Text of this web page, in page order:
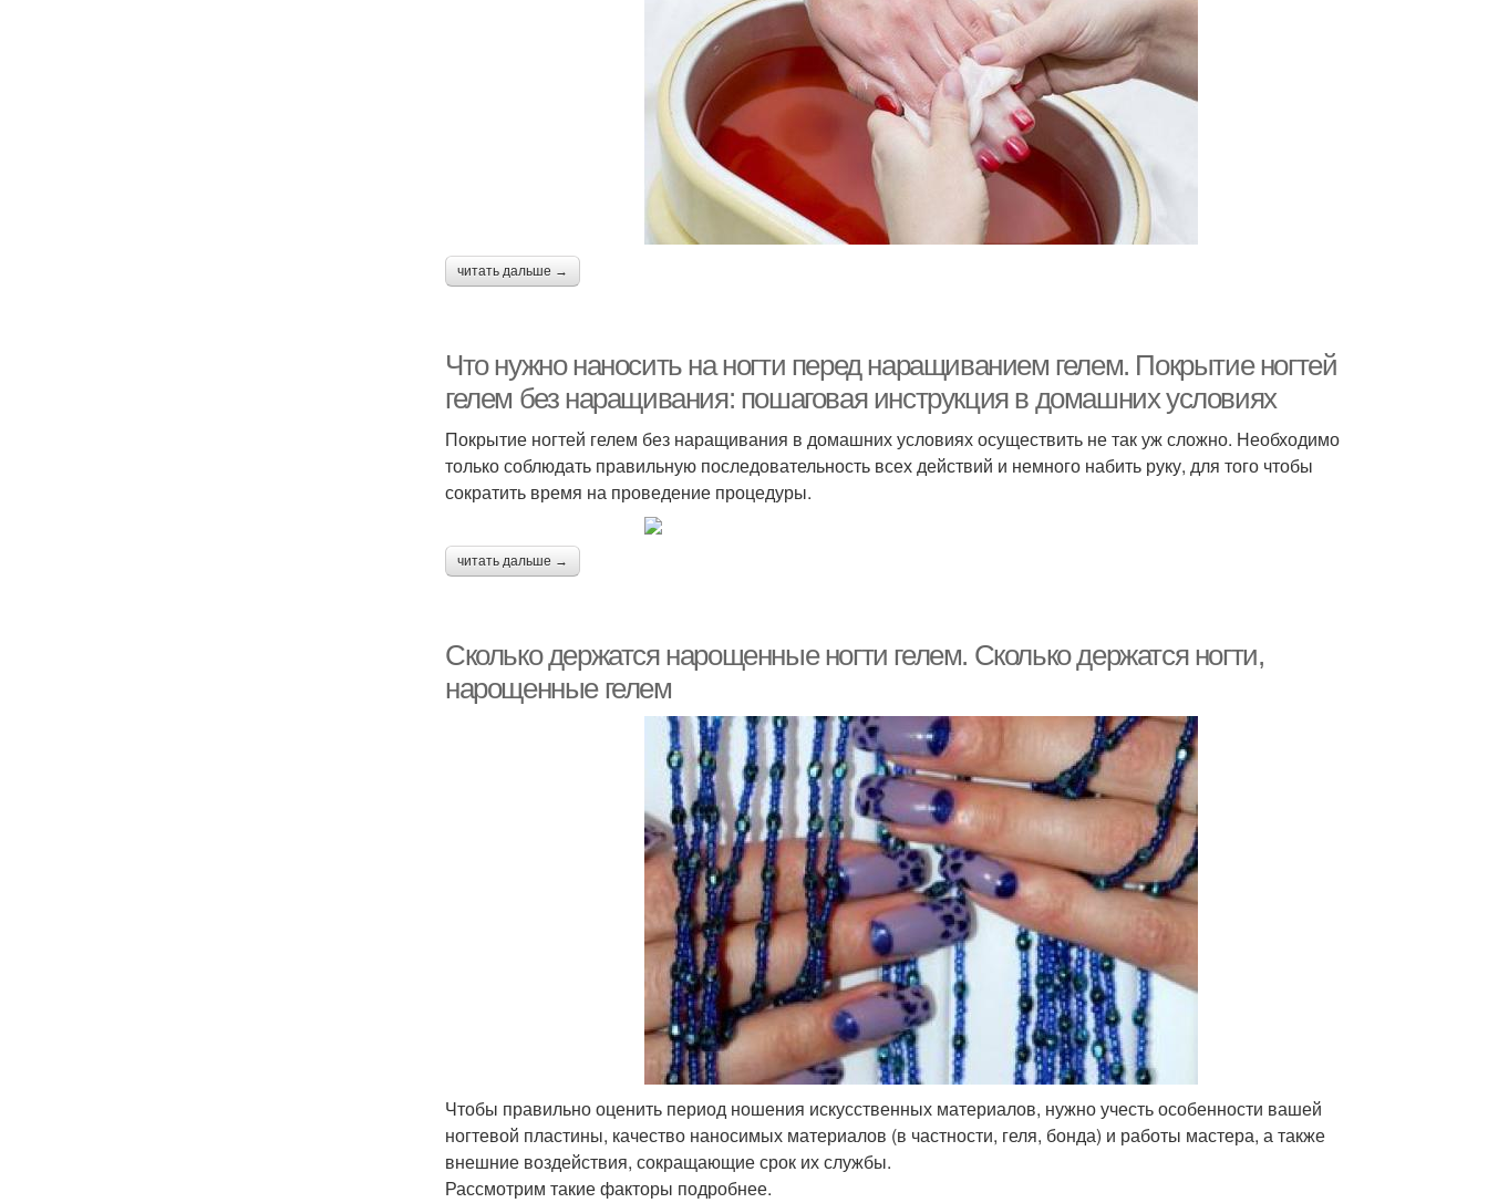
читать дальше →
Что нужно наносить на ногти перед наращиванием гелем. Покрытие ногтей
гелем без наращивания: пошаговая инструкция в домашних условиях
Покрытие ногтей гелем без наращивания в домашних условиях осуществить не так уж сложно. Необходимо
только соблюдать правильную последовательность всех действий и немного набить руку, для того чтобы
сократить время на проведение процедуры.
читать дальше →
Сколько держатся нарощенные ногти гелем. Сколько держатся ногти,
нарощенные гелем
Чтобы правильно оценить период ношения искусственных материалов, нужно учесть особенности вашей
ногтевой пластины, качество наносимых материалов (в частности, геля, бонда) и работы мастера, а также
внешние воздействия, сокращающие срок их службы.
Рассмотрим такие факторы подробнее.